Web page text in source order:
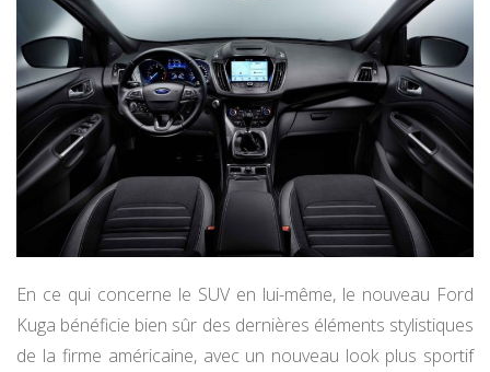
En ce qui concerne le SUV en lui-même, le nouveau Ford
Kuga bénéficie bien sûr des dernières éléments stylistiques
de la firme américaine, avec un nouveau look plus sportif